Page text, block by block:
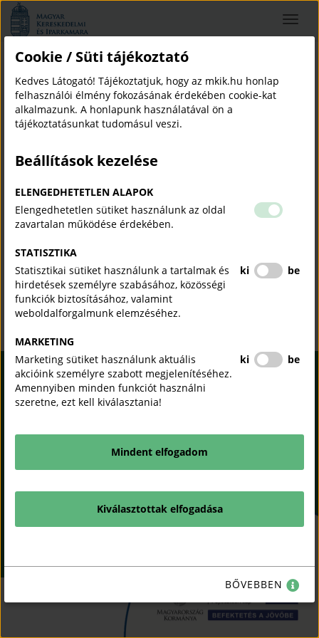
Magyar
Kereskedelmi
és
Iparkamara
Toggle
ISZIIR
képzés, oktatás isziir
Az Internet alapú Szakképzési Integrált Információs Rendszer
feladatait támogató online rendszer. Az ISZIIR amellett, hogy segíti
a kamarákat a szakképzési feladataik ellátásában, egyben a
kamarák által működtetett szakképzési rendszerben létrehozott és
tárolt információk pontos és naprakész nyilvántartása is. A
regisztrált felhasználók az ISZIIR-t a
Belépés
menüpont alatt
érhetik el, a külső érdeklődők számára hozzáférhetővé tett oldalak
pedig aNyilvános lekérdezésekmenüpont alatt láthatók.
COPYRIGHT © 2018 - 2026
POWERED BY POSITIVE
WINDOW)
(open in new window)(open in new window)
KAMARAI VÁLLALKOZÓI
INFORMÁCIÓS
NEW
ADATKEZELÉSI
TÁJÉKOZTATÓ
SÜTI SZABÁLYZAT
AKADÁLYMENTESÍTÉSI
NYILATKOZAT
IN
Cookie / Süti tájékoztató
Kedves Látogató! Tájékoztatjuk, hogy az mkik.hu honlap
felhasználói élmény fokozásának érdekében cookie-kat
alkalmazunk. A honlapunk használatával ön a
tájékoztatásunkat tudomásul veszi.
Beállítások kezelése
ELENGEDHETETLEN ALAPOK
Elengedhetetlen sütiket használunk az oldal
zavartalan működése érdekében.
STATISZTIKA
Statisztikai sütiket használunk a tartalmak és
hirdetések személyre szabásához, közösségi
funkciók biztosításához, valamint
weboldalforgalmunk elemzéséhez.
ki be
MARKETING
Marketing sütiket használunk aktuális
akcióink személyre szabott megjelenítéséhez.
Amennyiben minden funkciót használni
szeretne, ezt kell kiválasztania!
ki be
Mindent elfogadom
Kiválasztottak elfogadása
BŐVEBBEN